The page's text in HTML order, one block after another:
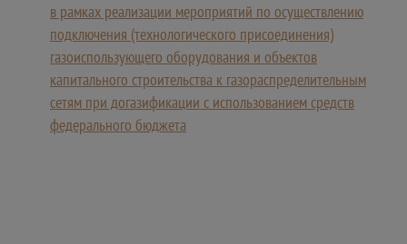
в рамках реализации мероприятий по осуществлению
подключения (технологического присоединения)
газоиспользующего оборудования и объектов
капитального строительства к газораспределительным
сетям при догазификации с использованием средств
федерального бюджета